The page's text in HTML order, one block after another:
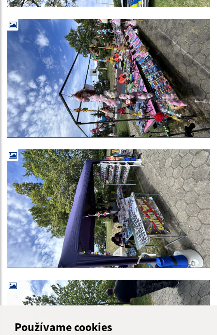
Používame cookies